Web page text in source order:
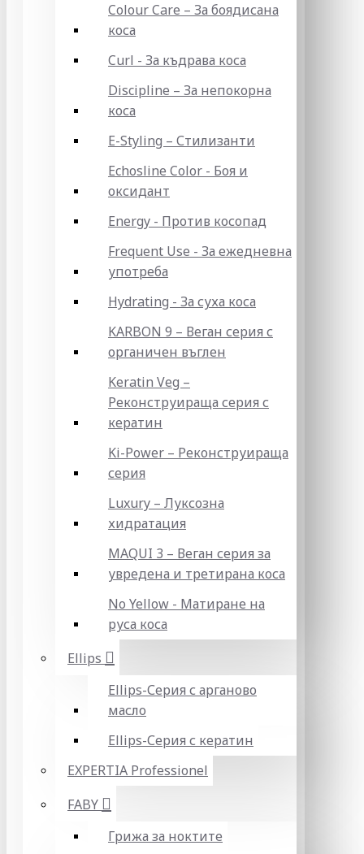
Colour Care – За боядисана
коса
Curl - За къдрава коса
Discipline – За непокорна
коса
E-Styling – Стилизанти
Echosline Color - Боя и
оксидант
Energy - Против косопад
Frequent Use - За ежедневна
употреба
Hydrating - За суха коса
KARBON 9 – Веган серия с
органичен въглен
Keratin Veg –
Реконструираща серия с
кератин
Ki-Power – Реконструираща
серия
Luxury – Луксозна
хидратация
MAQUI 3 – Веган серия за
увредена и третирана коса
No Yellow - Матиране на
руса коса
Ellips
Ellips-Серия с арганово
масло
Ellips-Серия с кератин
EXPERTIA Professionel
FABY
Грижа за ноктите